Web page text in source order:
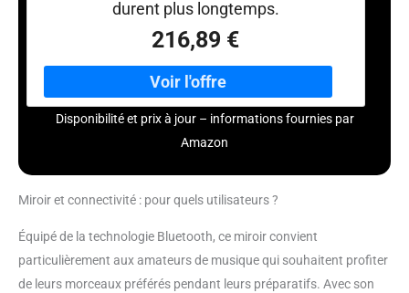
durent plus longtemps.
216,89 €
Disponibilité et prix à jour – informations fournies par
Amazon
Miroir et connectivité : pour quels utilisateurs ?
Équipé de la technologie Bluetooth, ce miroir convient
particulièrement aux amateurs de musique qui souhaitent profiter
de leurs morceaux préférés pendant leurs préparatifs. Avec son